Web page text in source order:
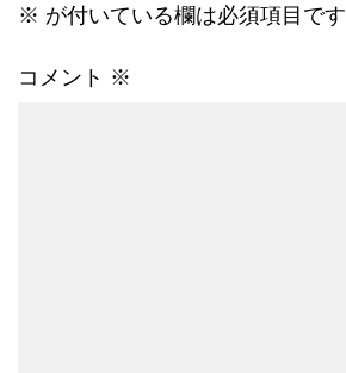
※ が付いている欄は必須項目です
コメント ※